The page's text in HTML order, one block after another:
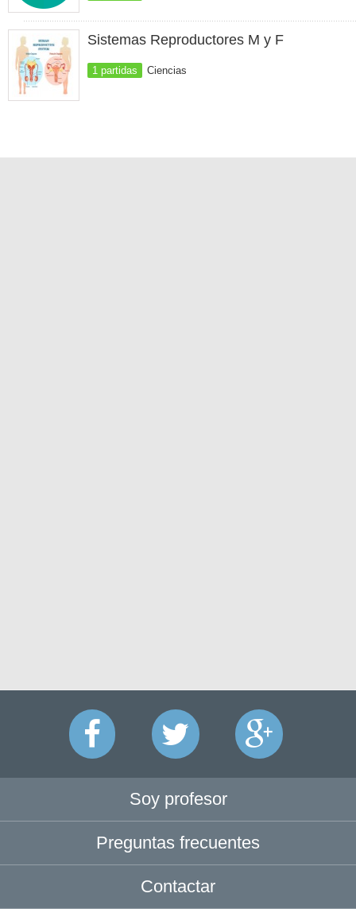
Sistemas Reproductores M y F
1 partidas Ciencias
Soy profesor
Preguntas frecuentes
Contactar